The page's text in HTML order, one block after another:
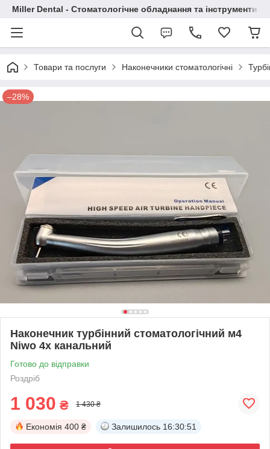
Miller Dental - Стоматологічне обладнання та інструменти
Товари та послуги Наконечники стоматологічні
–28%
Наконечник турбінний стоматологічний м4
Niwo 4х канальний
Готово до відправки
Роздріб
1 030 ₴ 1 430 ₴
Економія 400 ₴ Залишилось 16:30:51